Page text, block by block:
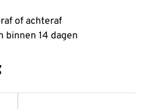
of achteraf
14 dagen